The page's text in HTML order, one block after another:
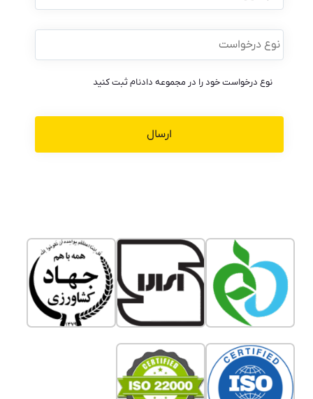
نوع
درخواست *
نوع درخواست خود را در مجموعه دادنام ثبت کنید